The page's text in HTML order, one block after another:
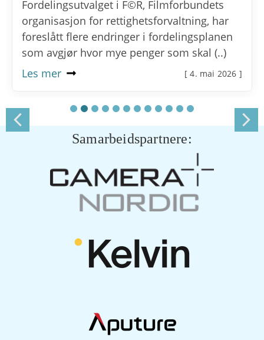
Fordelingsutvalget i F©R, Filmforbundets
organisasjon for rettighetsforvaltning, har
foreslått flere endringer i fordelingsplanen
som avgjør hvor mye penger som skal (..)
[ 4. mai 2026 ]
Les mer
Samarbeidspartnere: